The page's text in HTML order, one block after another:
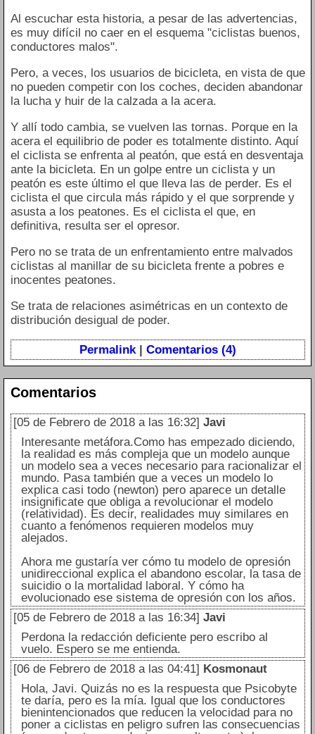
Al escuchar esta historia, a pesar de las advertencias,
es muy difícil no caer en el esquema "ciclistas buenos,
conductores malos".
Pero, a veces, los usuarios de bicicleta, en vista de que
no pueden competir con los coches, deciden abandonar
la lucha y huir de la calzada a la acera.
Y allí todo cambia, se vuelven las tornas. Porque en la
acera el equilibrio de poder es totalmente distinto. Aquí
el ciclista se enfrenta al peatón, que está en desventaja
ante la bicicleta. En un golpe entre un ciclista y un
peatón es este último el que lleva las de perder. Es el
ciclista el que circula más rápido y el que sorprende y
asusta a los peatones. Es el ciclista el que, en
definitiva, resulta ser el opresor.
Pero no se trata de un enfrentamiento entre malvados
ciclistas al manillar de su bicicleta frente a pobres e
inocentes peatones.
Se trata de relaciones asimétricas en un contexto de
distribución desigual de poder.
Permalink| Comentarios (4)
Comentarios
[05 de Febrero de 2018 a las 16:32] Javi
Interesante metáfora.Como has empezado diciendo,
la realidad es más compleja que un modelo aunque
un modelo sea a veces necesario para racionalizar el
mundo. Pasa también que a veces un modelo lo
explica casi todo (newton) pero aparece un detalle
insignificate que obliga a revolucionar el modelo
(relatividad). Es decir, realidades muy similares en
cuanto a fenómenos requieren modelos muy
alejados.
Ahora me gustaría ver cómo tu modelo de opresión
unidireccional explica el abandono escolar, la tasa de
suicidio o la mortalidad laboral. Y cómo ha
evolucionado ese sistema de opresión con los años.
[05 de Febrero de 2018 a las 16:34] Javi
Perdona la redacción deficiente pero escribo al
vuelo. Espero se me entienda.
[06 de Febrero de 2018 a las 04:41] Kosmonaut
Hola, Javi. Quizás no es la respuesta que Psicobyte
te daría, pero es la mía. Igual que los conductores
bienintencionados que reducen la velocidad para no
poner a ciclistas en peligro sufren las consecuencias